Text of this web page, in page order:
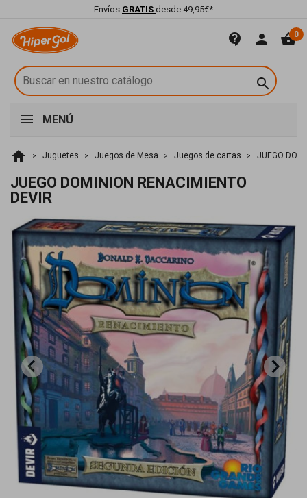
Envíos GRATIS desde 49,95€*
contact_support person shopping_basket0

MENÚ
home Juguetes Juegos de Mesa Juegos de cartas JUEGO
JUEGO DOMINION RENACIMIENTO
DEVIR